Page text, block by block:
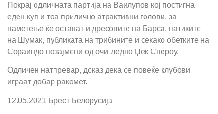
Покрај одличната партија на Ваилупов кој постигна
еден куп и тоа прилично атрактивни голови, за
паметење ќе останат и дресовите на Барса, патиките
на Шумак, публиката на трибините и секако обетките на
Сораиндо позајмени од очигледно Џек Спероу.
Одличен натпревар, доказ дека се повеќе клубови
играат добар ракомет.
12.05.2021 Брест Белорусија